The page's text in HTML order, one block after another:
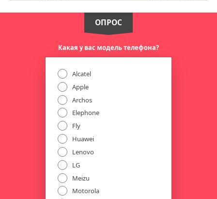
ОПРОС
Какая у вас модель телефона?
Alcatel
Apple
Archos
Elephone
Fly
Huawei
Lenovo
LG
Meizu
Motorola